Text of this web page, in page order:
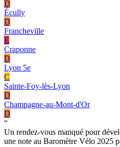
D
Écully
D
Francheville
E
Craponne
D
Lyon 5e
C
Sainte-Foy-lès-Lyon
D
Champagne-au-Mont-d'Or
D
“
Un rendez-vous manqué pour
une note au Baromètre Vélo 2025